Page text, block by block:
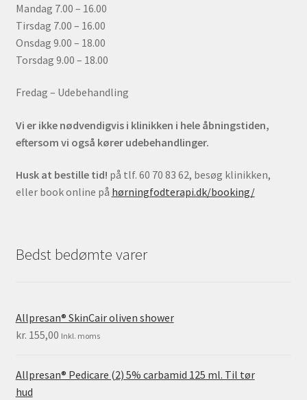
Mandag 7.00 – 16.00
Tirsdag 7.00 – 16.00
Onsdag 9.00 – 18.00
Torsdag 9.00 – 18.00
Fredag – Udebehandling
Vi er ikke nødvendigvis i klinikken i hele åbningstiden,
eftersom vi også kører udebehandlinger.
Husk at bestille tid! på tlf. 60 70 83 62, besøg klinikken,
eller book online på hørningfodterapi.dk/booking/
Bedst bedømte varer
Allpresan® SkinCair oliven shower
kr. 155,00 Inkl. moms
Allpresan® Pedicare (2) 5% carbamid 125 ml. Til tør
hud